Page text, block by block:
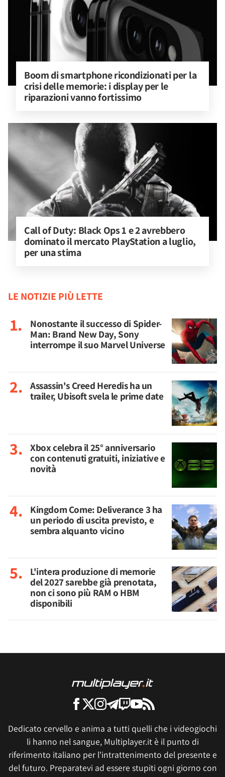
Boom di smartphone ricondizionati per la
crisi delle memorie: i display per le
riparazioni vanno fortissimo
Call of Duty: Black Ops 1 e 2 avrebbero
dominato il mercato PlayStation a luglio,
per una stima
LE NOTIZIE PIÙ LETTE
Nonostante il successo di Spider-
Man: Brand New Day, Sony
interrompe il suo Marvel Universe
Assassin's Creed Heredis ha un
trailer, Ubisoft svela le prime date
Xbox celebra il 25° anniversario
con contenuti gratuiti, iniziative e
novità
Kingdom Come: Deliverance 3 ha
un periodo di uscita previsto, e
sembra alquanto vicino
L'intera produzione di memorie
del 2027 sarebbe già prenotata,
non ci sono più RAM o HBM
disponibili
Dedicato cervello e anima a tutti quelli che i videogiochi
li hanno nel sangue, Multiplayer.it è il punto di
riferimento italiano per l'intrattenimento del presente e
del futuro. Preparatevi ad essere stupiti ogni giorno con